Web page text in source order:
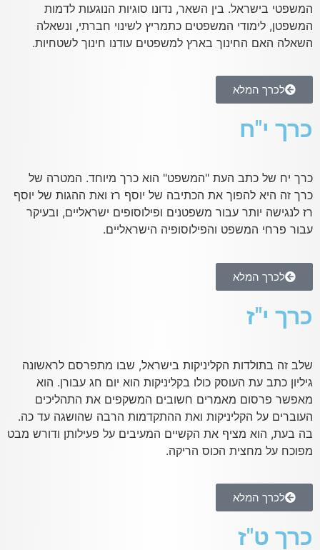
המשפטי בישראל. בין השאר, נדונו סוגיות הנוגעות לדמות
המשפטן, לימודי המשפטים כתמריץ לשינוי חברתי, ונשאלה
השאלה האם החינוך בארץ למשפטים עודנו חינוך לשטחיות.
לכרך המלא
כרך י"ח
כרך יח של כתב העת "המשפט" הוא כרך מיוחד. המטרה של
כרך זה היא להפוך את הכתיבה של יוסף רז ואת ההגות של יוסף
רז לנגישה יותר עבור משפטנים ופילוסופים ישראליים, ובעיקר
עבור פרחי המשפט והפילוסופיה הישראליים.
לכרך המלא
כרך י"ז
שלב זה בתולדות הקליניקות בישראל, שבו מתפרסם לראשונה
גיליון כתב עת העוסק כולו בקליניקות הוא יום חג עבורן. הוא
מאפשר פרסום מאמרים חשובים המשקפים את התהליכים
העוברים על הקליניקות ואת ההתקדמות הרבה שהושגה עד כה.
בה בעת, הוא מציף את הקשיים המעיבים על פעילותן ודורש מבט
מפוכח על מחצית הכוס הריקה.
לכרך המלא
כרך ט"ז